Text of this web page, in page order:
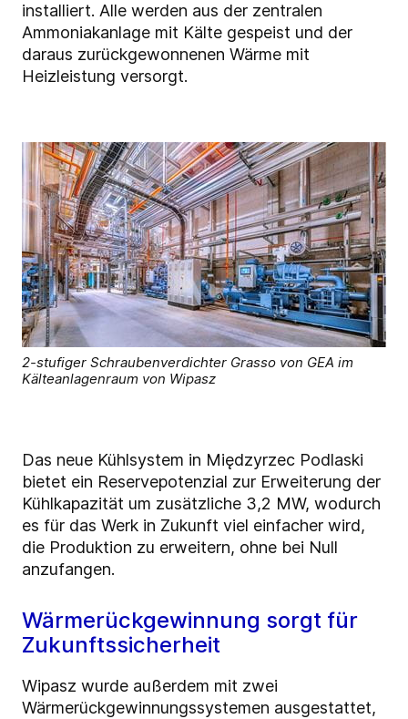
installiert. Alle werden aus der zentralen
Ammoniakanlage mit Kälte gespeist und der
daraus zurückgewonnenen Wärme mit
Heizleistung versorgt.
2-stufiger Schraubenverdichter Grasso von GEA im
Kälteanlagenraum von Wipasz
Das neue Kühlsystem in Międzyrzec Podlaski
bietet ein Reservepotenzial zur Erweiterung der
Kühlkapazität um zusätzliche 3,2 MW, wodurch
es für das Werk in Zukunft viel einfacher wird,
die Produktion zu erweitern, ohne bei Null
anzufangen.
Wärmerückgewinnung sorgt für
Zukunftssicherheit
Wipasz wurde außerdem mit zwei
Wärmerückgewinnungssystemen ausgestattet,